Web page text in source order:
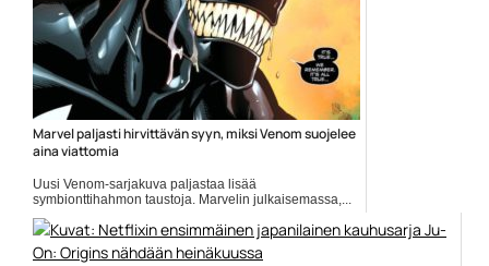
Marvel paljasti hirvittävän syyn, miksi Venom suojelee
aina viattomia
Uusi Venom-sarjakuva paljastaa lisää
symbionttihahmon taustoja. Marvelin julkaisemassa,...
Elokuvat